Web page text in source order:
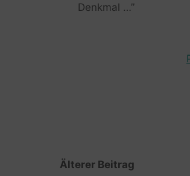
Denkmal …”
Älterer Beitrag